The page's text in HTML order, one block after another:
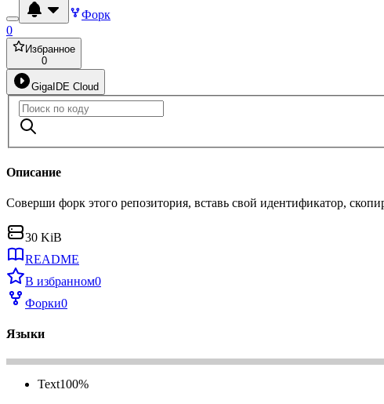
Форк
0
Избранное
0
GigaIDE Cloud
Описание
Соверши форк этого репозитория, вставь свой идентификатор,
30 KiB
README
В избранном0
Форки0
Языки
Text100%